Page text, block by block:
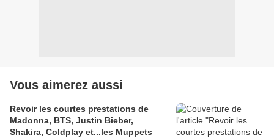
Vous aimerez aussi
Revoir les courtes prestations de
Madonna, BTS, Justin Bieber,
Shakira, Coldplay et...les Muppets